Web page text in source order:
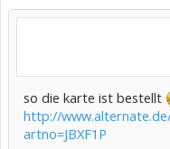
so die karte ist bestellt
http://
artno=JBXF1P